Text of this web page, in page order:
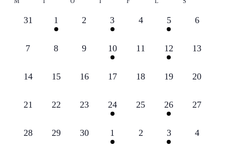
and
Views
for
Arrangementer
0
arrangementer,
31
1
arrangement,
1
0
arrangementer,
2
1
arrangement,
3
0
arrangementer,
4
1
arrangement,
5
0
6
0
7
0
8
0
arrangementer,
9
1
arrangement,
10
0
arrangementer,
11
1
arrangement,
12
0
13
0
14
0
15
0
16
0
17
0
18
0
19
0
20
0
21
0
22
0
arrangementer,
23
1
arrangement,
24
0
arrangementer,
25
1
arrangement,
26
0
27
0
28
0
29
0
arrangementer,
30
1
arrangement,
1
0
arrangementer,
2
1
arrangement,
3
0
4